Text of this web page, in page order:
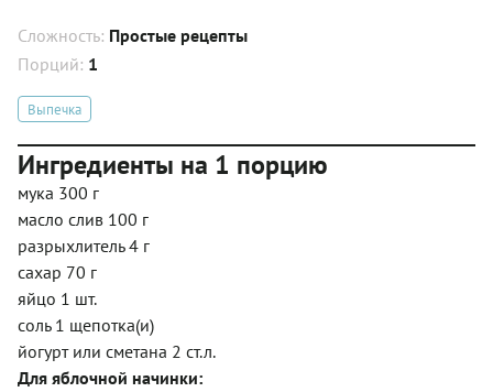
Сложность: Простые рецепты
Порций: 1
Выпечка
Ингредиенты на 1 порцию
мука 300 г
масло слив 100 г
разрыхлитель 4 г
сахар 70 г
яйцо 1 шт.
соль 1 щепотка(и)
йогурт или сметана 2 ст.л.
Для яблочной начинки: